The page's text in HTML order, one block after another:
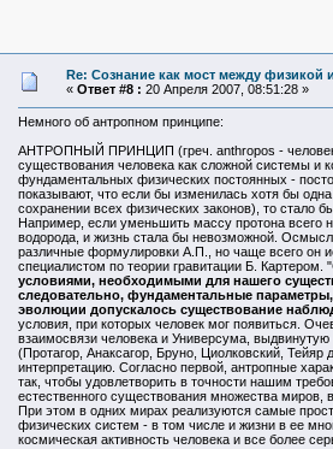
Re: Сознание как мост между физикой
« Ответ #8 : 20 Апреля 2007, 08:51:28 »
Немного об антропном принципе:
АНТРОПНЫЙ ПРИНЦИП (греч. anthropos - человек)
существования человека как сложной системы и
фундаментальных физических постоянных -
показывают, что если бы изменилась хотя бы
сохранении всех физических законов), то стало
Например, если уменьшить массу протона
водорода, и жизнь стала бы невозможной.
различные формулировки А.П., но чаще всего он
специалистом по теории гравитации Б.
условиями, необходимыми для нашего
следовательно, фундаментальные
эволюции допускалось существование
условия, при которых человек мог появиться.
взаимосвязи человека и Универсума,
(Протагор, Анаксагор, Бруно, Циолковский,
интерпретацию. Согласно первой, антропные
так, чтобы удовлетворить в точности нашим
естественного существования множества
При этом в одних мирах реализуются самые
физических систем - в том числе и жизни в ее
космическая активность человека и все более